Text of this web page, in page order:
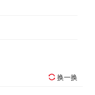
换一换